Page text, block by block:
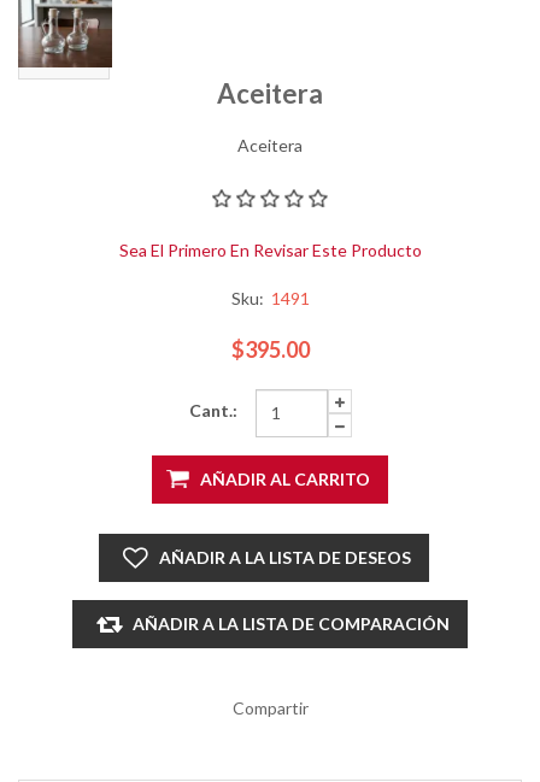
Aceitera
Aceitera
Sea El Primero En Revisar Este Producto
Sku: 1491
$395.00
Cant.:
AÑADIR AL CARRITO
AÑADIR A LA LISTA DE DESEOS
AÑADIR A LA LISTA DE COMPARACIÓN
Compartir